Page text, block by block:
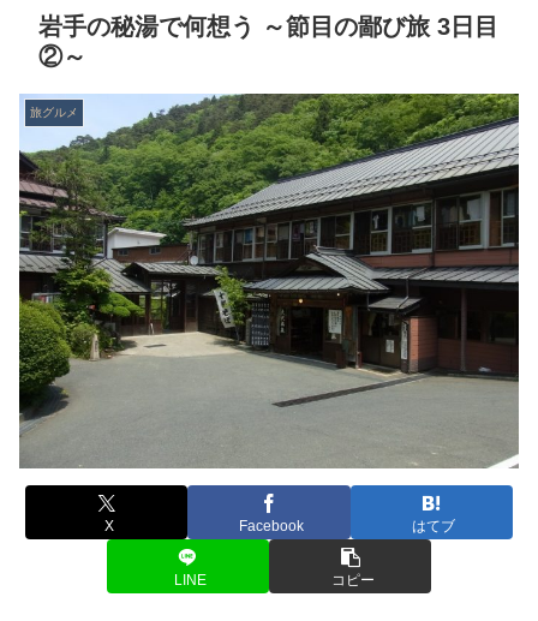
岩手の秘湯で何想う ～節目の鄙び旅 3日目
②～
旅グルメ
X Facebook はてブ
LINE コピー